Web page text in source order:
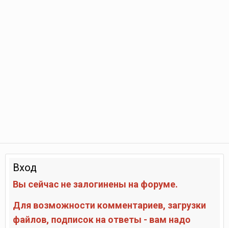
Вход
Вы сейчас не залогинены на форуме.
Для возможности комментариев, загрузки
файлов, подписок на ответы - вам надо